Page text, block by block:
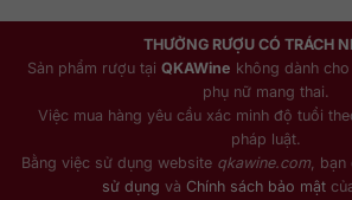
THƯỞNG RƯỢU CÓ TRÁCH
Sản phẩm rượu tại QKAWine không dành
phụ nữ mang thai.
Việc mua hàng yêu cầu xác minh độ tuổi
pháp luật.
Bằng việc sử dụng website qkawine.com ,
sử dụng và Chính sách bảo mật